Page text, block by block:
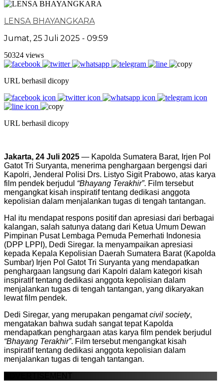
LENSA BHAYANGKARA
Jumat, 25 Juli 2025 - 09:59
50324 views
URL berhasil dicopy
URL berhasil dicopy
Jakarta, 24 Juli 2025 — Kapolda Sumatera Barat, Irjen Pol
Gatot Tri Suryanta, menerima penghargaan bergengsi dari
Kapolri, Jenderal Polisi Drs. Listyo Sigit Prabowo, atas karya
film pendek berjudul “Bhayang Terakhir”. Film tersebut
mengangkat kisah inspiratif tentang dedikasi anggota
kepolisian dalam menjalankan tugas di tengah tantangan.
Hal itu mendapat respons positif dan apresiasi dari berbagai
kalangan, salah satunya datang dari Ketua Umum Dewan
Pimpinan Pusat Lembaga Pemuda Pemerhati Indonesia
(DPP LPPI), Dedi Siregar. Ia menyampaikan apresiasi
kepada Kepala Kepolisian Daerah Sumatera Barat (Kapolda
Sumbar) Irjen Pol Gatot Tri Suryanta yang mendapatkan
penghargaan langsung dari Kapolri dalam kategori kisah
inspiratif tentang dedikasi anggota kepolisian dalam
menjalankan tugas di tengah tantangan, yang dikaryakan
lewat film pendek.
Dedi Siregar, yang merupakan pengamatcivil society,
mengatakan bahwa sudah sangat tepat Kapolda
mendapatkan penghargaan atas karya film pendek berjudul
“Bhayang Terakhir”. Film tersebut mengangkat kisah
inspiratif tentang dedikasi anggota kepolisian dalam
menjalankan tugas di tengah tantangan.
ADVERTISEMENT